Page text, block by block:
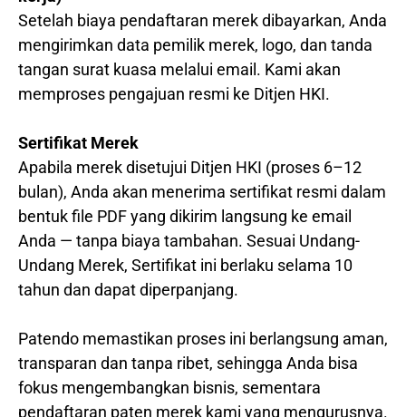
Setelah biaya pendaftaran merek dibayarkan, Anda
mengirimkan data pemilik merek, logo, dan tanda
tangan surat kuasa melalui email. Kami akan
memproses pengajuan resmi ke Ditjen HKI.
Sertifikat Merek
Apabila merek disetujui Ditjen HKI (proses 6–12
bulan), Anda akan menerima sertifikat resmi dalam
bentuk file PDF yang dikirim langsung ke email
Anda — tanpa biaya tambahan. Sesuai Undang-
Undang Merek, Sertifikat ini berlaku selama 10
tahun dan dapat diperpanjang.
Patendo memastikan proses ini berlangsung aman,
transparan dan tanpa ribet, sehingga Anda bisa
fokus mengembangkan bisnis, sementara
pendaftaran paten merek kami yang mengurusnya.